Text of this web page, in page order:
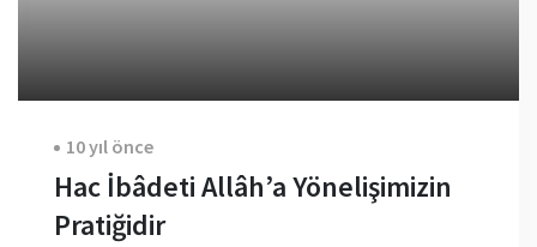
10 yıl önce
Hac İbâdeti Allâh’a Yönelişimizin
Pratiğidir